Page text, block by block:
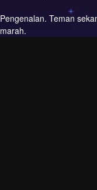
Pengenalan. Teman
marah.